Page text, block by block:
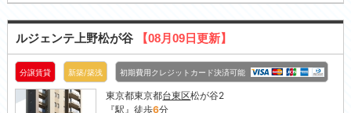
ルジェンテ上野松が谷 【08月09日更新】
分譲賃貸 新築/築浅 初期費用クレジットカード決済可能
東京都東京都台東区松が谷2
『駅』徒歩6分